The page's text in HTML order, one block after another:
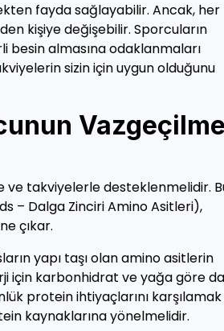
fayda sağlayabilir. Ancak, her
kişiye değişebilir. Sporcuların
almasına odaklanmaları
sizin için uygun olduğunu
takviyelerle desteklenmelidir.
– Dalga Zinciri Amino Asitleri),
çıkar.
yapı taşı olan amino asitlerin
için karbonhidrat ve yağa göre
protein ihtiyaçlarını
kaynaklarına yönelmelidir.